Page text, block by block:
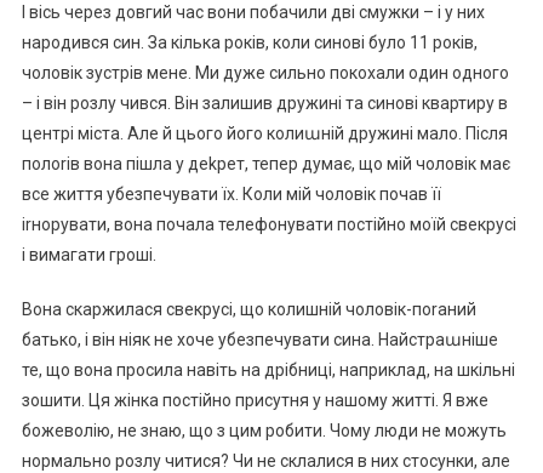
І вісь через довгий час вони побачили дві смужки – і у них
народився син. За кілька років, коли синові було 11 років,
чоловік зустрів мене. Ми дуже сильно покохали один одного
– і він розлу чився. Він залишив дружині та синові квартиру в
центрі міста. Але й цього його колиաній дружині мало. Після
полоrів вона пішла у деkрет, тепер думає, що мій чоловік має
все життя убезпечувати їх. Коли мій чоловік почав її
іrнорувати, вона почала телефонувати постійно моїй свекрусі
і вимагати гроші.
Вона скаржилася свекрусі, що колишній чоловік-поrаний
батько, і він ніяк не хоче убезпечувати сина. Найстраաніше
те, що вона просила навіть на дрібниці, наприклад, на шкільні
зошити. Ця жінка постійно присутня у нашому житті. Я вже
божеволію, не знаю, що з цим робити. Чому люди не можуть
нормально розлу читися? Чи не склалися в них стосунки, але